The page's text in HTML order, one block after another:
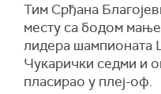
Тим Срђана
месту са бодом
лидера шампионата
Чукарички седми и
пласирао у плеј-оф.